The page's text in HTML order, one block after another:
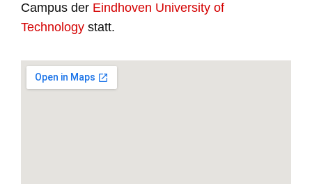
Campus der Eindhoven University of
Technology statt.